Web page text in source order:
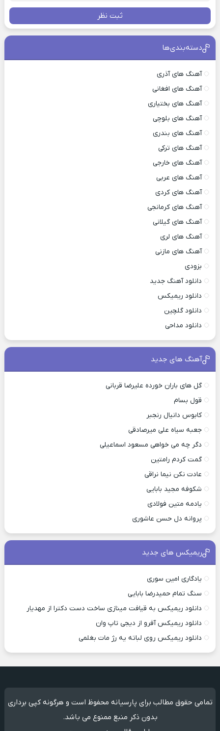
ثبت نظر
دسته‌بندی‌ها
آهنگ های آذری
آهنگ های افغانی
آهنگ های بختیاری
آهنگ های بلوچی
آهنگ های بندری
آهنگ های ترکی
آهنگ های خارجی
آهنگ های عربی
آهنگ های کردی
آهنگ های کرمانجی
آهنگ های گیلانی
آهنگ های لری
آهنگ های مازنی
بزودی
دانلود آهنگ جدید
دانلود ریمیکس
دانلود گلچین
دانلود مداحی
آهنگ های جدید
گل های باران خورده علیرضا قربانی
قول بسام
کابوس دانیال رنجبر
جعبه سیاه علی میرصادقی
دگر چه می خواهی مسعود اسماعیلی
گمت کردم رامتین
عادت نکن نیما نراقی
شکوفه مجید بابایی
یادمه متین فولادی
پروانه دل حسن عاشوری
ریمیکس های جدید
یادگاری امین سوری
سنگ تمام حمیدرضا بابایی
دانلود ریمیکس به قیافت مینازی ساخت دست دکترا از مهدیار
دانلود ریمیکس آفرو از ديجی تاپ وان
دانلود ریمیکس روی لباته یه رژ مات بغلمی
تمامی حقوق مطالب برای پارسیانه محفوظ است و هرگونه کپی برداری
بدون ذکر منبع ممنوع می باشد.